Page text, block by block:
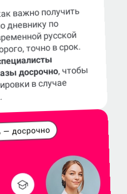
важно получить
дневнику по
русской
точно в срок.
досрочно, чтобы
в случае